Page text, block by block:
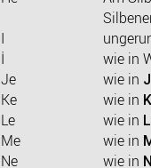
I
İ wie in
Je wie in J
Ke wie in K
Le wie in L
Me wie in
Ne wie in N